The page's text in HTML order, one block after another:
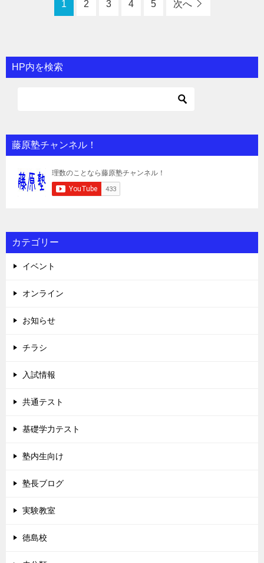
1 2 3 4 5 次へ
HP内を検索
藤原塾チャンネル！
カテゴリー
イベント
オンライン
お知らせ
チラシ
入試情報
共通テスト
基礎学力テスト
塾内生向け
塾長ブログ
実験教室
徳島校